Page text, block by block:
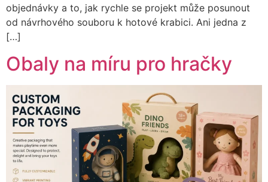
objednávky a to, jak rychle se projekt může posunout
od návrhového souboru k hotové krabici. Ani jedna z
[…]
Obaly na míru pro hračky